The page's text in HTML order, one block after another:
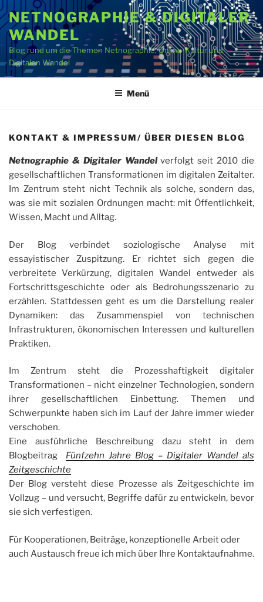
Zum
Inhalt
springen
NETNOGRAPHIE & DIGITALER
WANDEL
Blog rund um die Themen Netnographie, Online-Kultur und
Digitalen Wandel
Menü
KONTAKT & IMPRESSUM/ ÜBER DIESEN BLOG
Netnographie & Digitaler Wandelverfolgt seit 2010 die
gesellschaftlichen Transformationen im digitalen Zeitalter.
Im Zentrum steht nicht Technik als solche, sondern das,
was sie mit sozialen Ordnungen macht: mit Öffentlichkeit,
Wissen, Macht und Alltag.
Der Blog verbindet soziologische Analyse mit
essayistischer Zuspitzung. Er richtet sich gegen die
verbreitete Verkürzung, digitalen Wandel entweder als
Fortschrittsgeschichte oder als Bedrohungsszenario zu
erzählen. Stattdessen geht es um die Darstellung realer
Dynamiken: das Zusammenspiel von technischen
Infrastrukturen, ökonomischen Interessen und kulturellen
Praktiken.
Im Zentrum steht die Prozesshaftigkeit digitaler
Transformationen – nicht einzelner Technologien, sondern
ihrer gesellschaftlichen Einbettung. Themen und
Schwerpunkte haben sich im Lauf der Jahre immer wieder
verschoben.
Eine ausführliche Beschreibung dazu steht in dem
Blogbeitrag Fünfzehn Jahre Blog – Digitaler Wandel als
Zeitgeschichte
Der Blog versteht diese Prozesse als Zeitgeschichte im
Vollzug – und versucht, Begriffe dafür zu entwickeln, bevor
sie sich verfestigen.
Für Kooperationen, Beiträge, konzeptionelle Arbeit oder
auch Austausch freue ich mich über Ihre Kontaktaufnahme.